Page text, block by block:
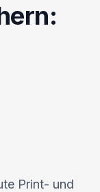
Print- und